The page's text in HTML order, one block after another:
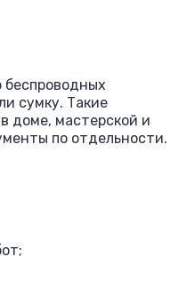
беспроводных
сумку. Такие
доме, мастерской и
по отдельности.